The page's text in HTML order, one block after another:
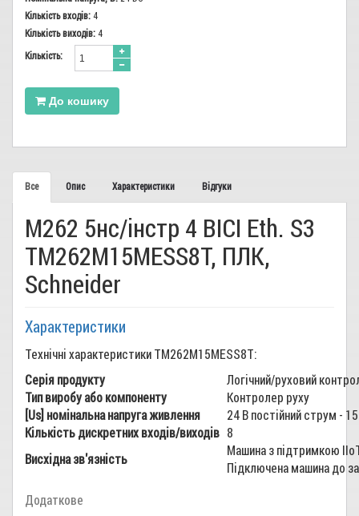
Кількість входів: 4
Кількість виходів: 4
Кiлькiсть:
До кошику
Все Опис Характеристики Відгуки
M262 5нс/інстр 4 ВІСІ Eth. S3
TM262M15MESS8T, ПЛК,
Schneider
Характеристики
Технічні характеристики TM262M15MESS8T:
Серія продукту
Логічний/руховий
Тип виробу або компоненту
Контролер руху
[Us] номінальна напруга живлення
24 В постійний струм -
Кількість дискретних входів/виходів 8
Висхідна зв'язність
Машина з підтримкою
Підключена машина до
Додаткове